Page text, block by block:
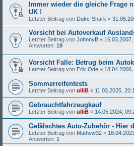
Immer wieder die gleiche Frage
UK !
Letzter Beitrag von Duke-Shark «
Vorsicht bei Autoverkauf
Letzter Beitrag von JohnnyB « 16.03.2007,
Antworten: 19
Vorsicht Falle: Betrug beim
Letzter Beitrag von Erik.Ode «
Sommerreifentests
Letzter Beitrag von ulliB « 11.03.2025,
Gebrauchtfahrzeugkauf
Letzter Beitrag von ulliB « 14.05.2024,
Gefälschtes Auto-Zubehör - Hier
Letzter Beitrag von Mathew32 «
Antworten: 1